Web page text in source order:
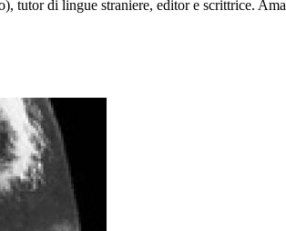
tutor di lingue straniere, editor e scrittrice.